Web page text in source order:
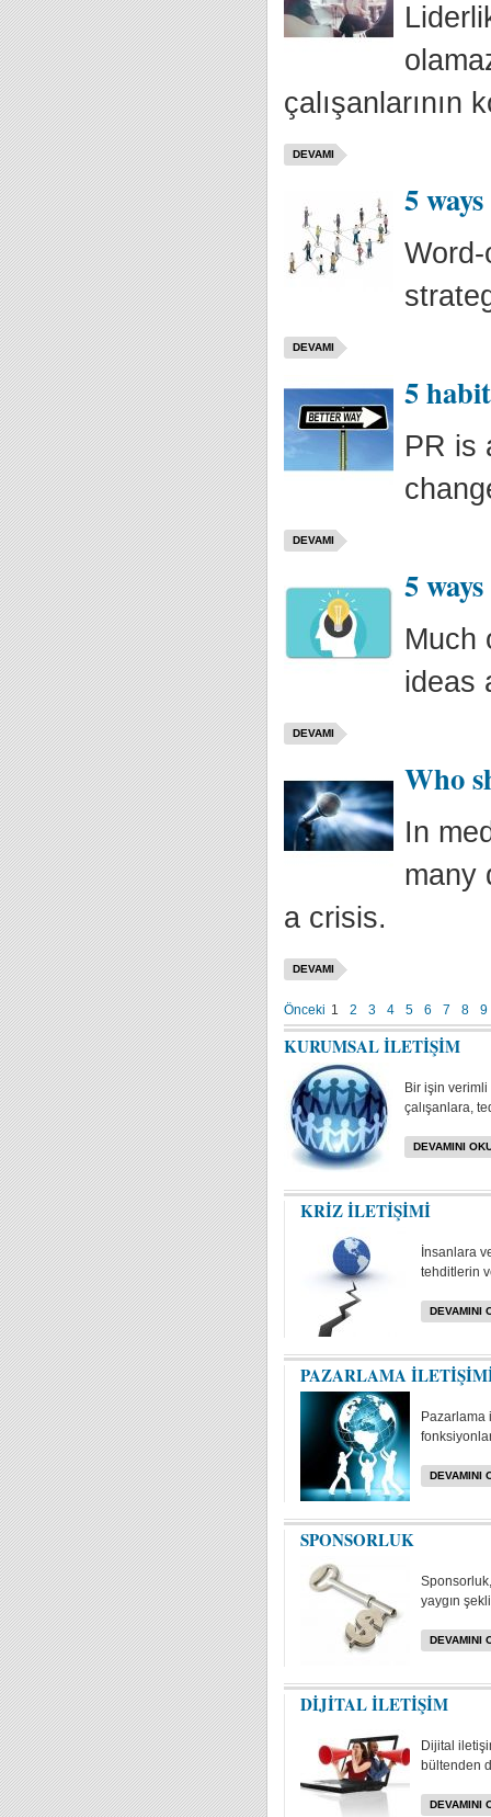
çalışanlarının
DEVAMI
5
DEVAMI
5
PR is
DEVAMI
5
Much
ideas
DEVAMI
Who
In
many
a crisis.
DEVAMI
Önceki 1 2 3 4 5 6 7 8 9
KURUMSAL İLETİŞİM
Bir işin
çalışanlara,
DEVAMINI
KRİZ İLETİŞİMİ
İnsanlara
tehditlerin
DEVAMINI
PAZARLAMA
Pazarlama
DEVAMINI
SPONSORLUK
yaygın
DEVAMINI
DİJİTAL İLETİŞİM
Dijital
bültenden
DEVAMINI